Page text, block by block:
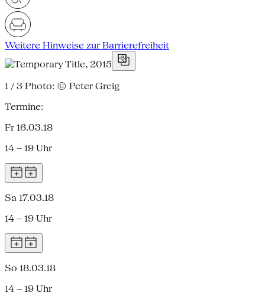
Weitere Hinweise zur Barrierefreiheit
1 / 3 Photo: © Peter Greig
Termine:
Fr 16.03.18
14 – 19 Uhr
Sa 17.03.18
14 – 19 Uhr
So 18.03.18
14 – 19 Uhr